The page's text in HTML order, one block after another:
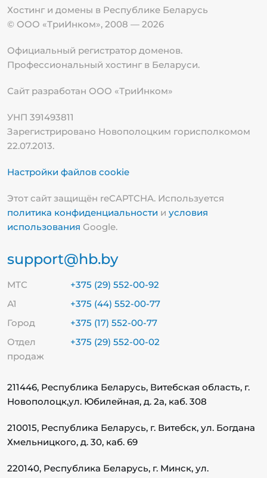
Хостинг и домены в Республике Беларусь
© ООО «ТриИнком», 2008 — 2026
Официальный регистратор доменов.
Профессиональный хостинг в Беларуси.
Сайт разработан ООО «ТриИнком»
УНП 391493811
Зарегистрировано Новополоцким горисполкомом
22.07.2013.
Настройки файлов cookie
Этот сайт защищён reCAPTCHA. Используется
политика конфиденциальности и условия
использования Google.
support@hb.by
МТС
+375 (29) 552-00-92
А1
+375 (44) 552-00-77
Город
+375 (17) 552-00-77
Отдел
продаж
+375 (29) 552-00-02
211446, Республика Беларусь, Витебская область, г.
Новополоцк,ул. Юбилейная, д. 2а, каб. 308
210015, Республика Беларусь, г. Витебск, ул. Богдана
Хмельницкого, д. 30, каб. 69
220140, Республика Беларусь, г. Минск, ул.